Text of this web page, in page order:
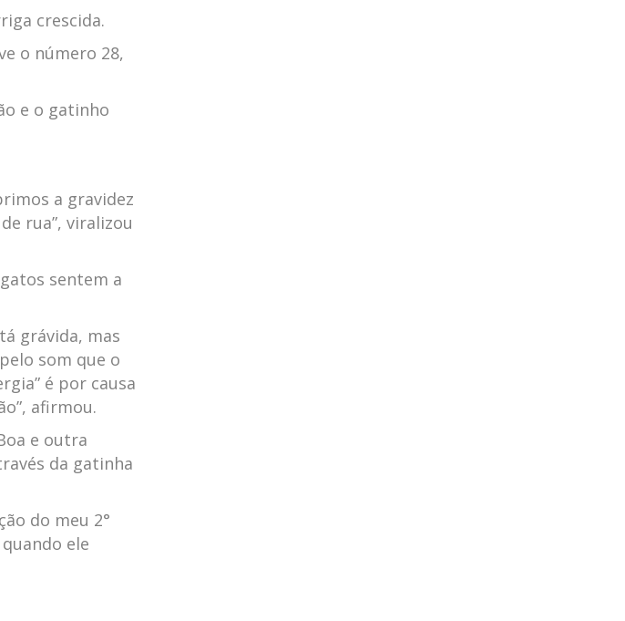
crescida.
o número 28,
e o gatinho
a gravidez
rua”, viralizou
sentem a
grávida, mas
som que o
é por causa
afirmou.
e outra
da gatinha
do meu 2°
ele